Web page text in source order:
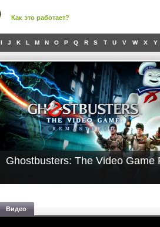
Как это работает?
I J K L M N O P Q R S T U V W X Y
Ghostbusters: The Video Game
Видео